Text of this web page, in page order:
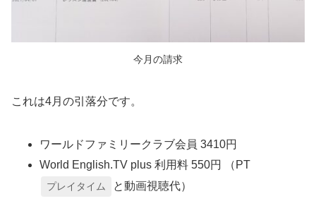
今月の請求
これは4月の引落分です。
ワールドファミリークラブ会員 3410円
World English.TV plus 利用料 550円 （PT
プレイタイム
と動画視聴代）